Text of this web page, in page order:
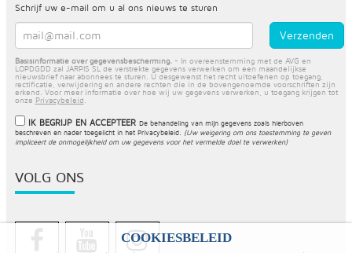
COOKIESBELEID
Schrijf uw e-mail om u al ons nieuws te sturen
Basisinformatie over gegevensbescherming. - In overeenstemming met de AVG en
LOPDGDD zal JARPIS SL de verstrekte gegevens verwerken om een maandelijkse
nieuwsbrief naar abonnees te sturen. U desgewenst het recht uitoefenen op toegang,
rectificatie, verwijdering en andere rechten die in de bovengenoemde voorschriften zijn
erkend. Voor meer informatie over hoe wij uw gegevens verwerken, u toegang krijgen tot
onze Privacybeleid
IK BEGRIJP EN ACCEPTEER De behandeling van mijn gegevens zoals hierboven
beschreven en nader toegelicht in het Privacybeleid.
(Uw weigering om ons toestemming te geven
impliceert de onmogelijkheid om uw gegevens voor het vermelde doel te verwerken)
VOLG ONS